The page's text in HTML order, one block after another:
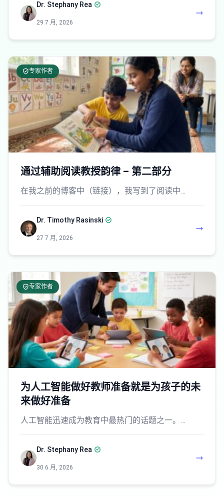
Dr. Stephany Rea
29 7 月, 2026
专家作者
通过辅助阅读教授韵律 – 第二部分
在我之前的博客中（链接），我写到了阅读中…
Dr. Timothy Rasinski
27 7 月, 2026
专家作者
为人工智能做好教师准备就是为孩子的未
来做好准备
人工智能迅速成为教育中最热门的话题之一。…
Dr. Stephany Rea
30 6 月, 2026